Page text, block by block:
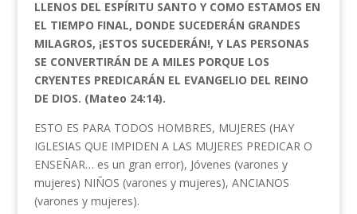
LLENOS DEL ESPÍRITU SANTO Y COMO ESTAMOS EN
EL TIEMPO FINAL, DONDE SUCEDERÁN GRANDES
MILAGROS, ¡ESTOS SUCEDERÁN!, Y LAS PERSONAS
SE CONVERTIRÁN DE A MILES PORQUE LOS
CRYENTES PREDICARÁN EL EVANGELIO DEL REINO
DE DIOS. (Mateo 24:14).
ESTO ES PARA TODOS HOMBRES, MUJERES (HAY
IGLESIAS QUE IMPIDEN A LAS MUJERES PREDICAR O
ENSEÑAR… es un gran error), Jóvenes (varones y
mujeres) NIÑOS (varones y mujeres), ANCIANOS
(varones y mujeres).